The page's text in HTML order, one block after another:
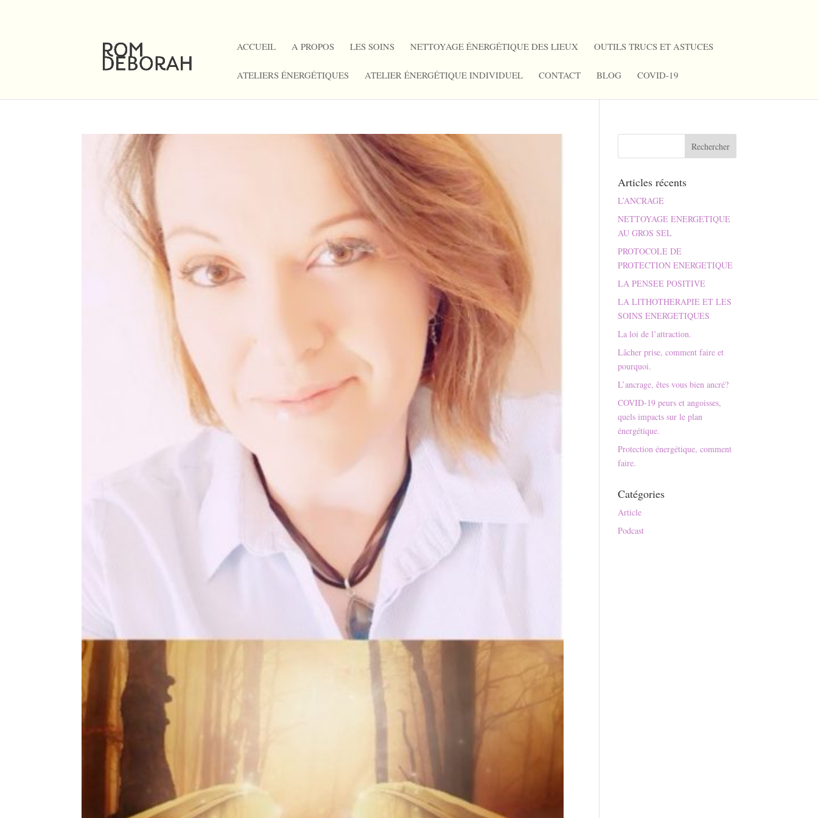
ACCUEIL A PROPOS LES SOINS NETTOYAGE ÉNERGÉTIQUE DES LIEUX OUTILS TRUCS ET ASTUCES
ATELIERS ÉNERGÉTIQUES ATELIER ÉNERGÉTIQUE INDIVIDUEL CONTACT BLOG COVID-19
Articles récents
L’ANCRAGE
NETTOYAGE ENERGETIQUE
AU GROS SEL
PROTOCOLE DE
PROTECTION ENERGETIQUE
LA PENSEE POSITIVE
LA LITHOTHERAPIE ET LES
SOINS ENERGETIQUES
La loi de l’attraction.
Lâcher prise, comment faire et
pourquoi.
L’ancrage, êtes vous bien ancré?
COVID-19 peurs et angoisses,
quels impacts sur le plan
énergétique.
Protection énergétique, comment
faire.
Catégories
Article
Podcast